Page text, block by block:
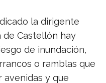
la dirigente
Castellón hay
de inundación,
o ramblas que
y que